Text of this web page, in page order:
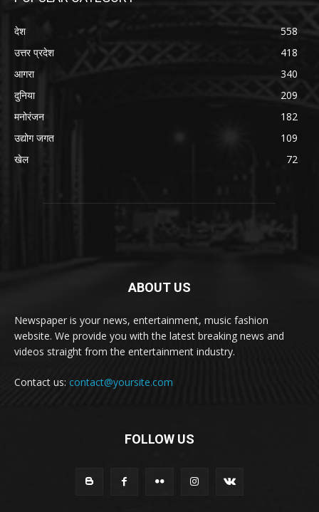
देश
558
उत्तर प्रदेश
418
आगरा
340
दुनिया
209
मनोरंजन
182
उद्योग जगत
109
खेल
72
ABOUT US
Newspaper is your news, entertainment, music fashion
website. We provide you with the latest breaking news and
videos straight from the entertainment industry.
Contact us: contact@yoursite.com
FOLLOW US